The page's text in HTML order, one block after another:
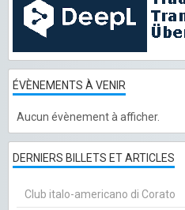
ÉVÈNEMENTS À VENIR
Aucun évènement à afficher.
DERNIERS BILLETS ET ARTICLES
Club italo-americano di Corato